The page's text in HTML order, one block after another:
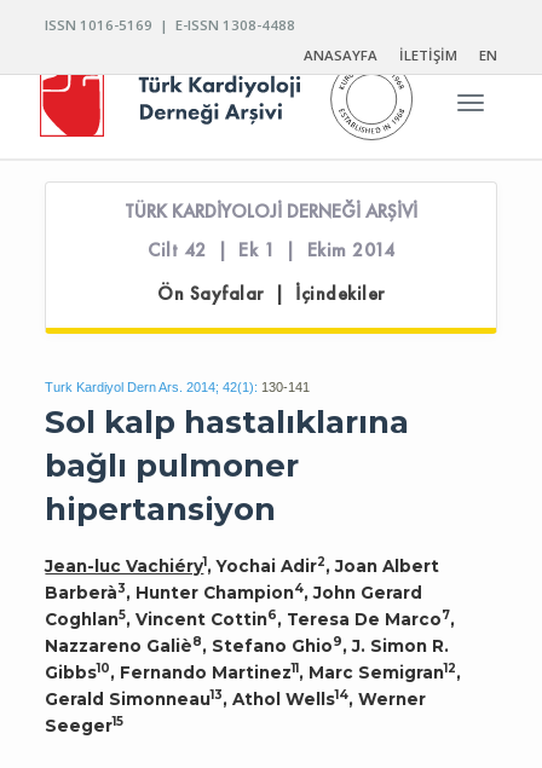
ISSN 1016-5169 | E-ISSN 1308-4488
ANASAYFA
İLETİŞİM EN
Toggle
TÜRK KARDİYOLOJİ DERNEĞİ ARŞİVİ
Cilt 42 | Ek 1 | Ekim 2014
Ön Sayfalar | İçindekiler
Turk Kardiyol Dern Ars. 2014; 42(1): 130-141
Sol kalp hastalıklarına
bağlı pulmoner
hipertansiyon
Jean-luc Vachiéry1, Yochai Adir2, Joan Albert
Barberà3, Hunter Champion4, John Gerard
Coghlan5, Vincent Cottin6, Teresa De Marco7,
Nazzareno Galiè8, Stefano Ghio9, J. Simon R.
Gibbs10, Fernando Martinez11, Marc Semigran12,
Gerald Simonneau13, Athol Wells14, Werner
Seeger15